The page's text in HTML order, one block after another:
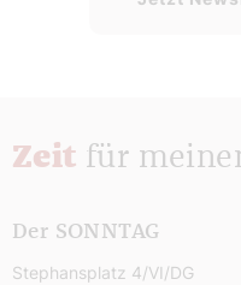
Zeit für
Der SONNTAG
Stephansplatz 4/VI/DG